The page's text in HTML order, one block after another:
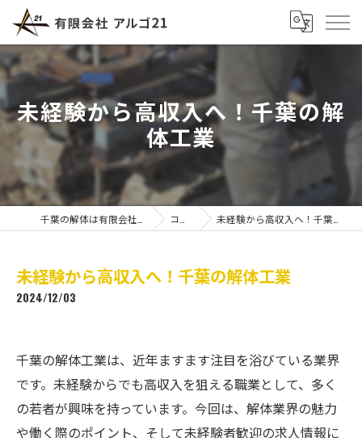
未経験から高収入へ！千葉の解
体工業
コラム 未経験から高収入へ！千葉の解体工業
未経験から高収入へ！千葉の解体工業
2024/12/03
千葉の解体工業は、近年ますます注目を浴びている業界
です。未経験からでも高収入を狙える職業として、多く
の若者が興味を持っています。今回は、解体業界の魅力
や働く際のポイント、そして未経験者歓迎の求人情報に